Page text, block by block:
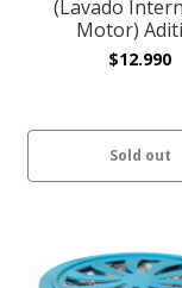
(Lavado
Motor)
$12.990
Sold out